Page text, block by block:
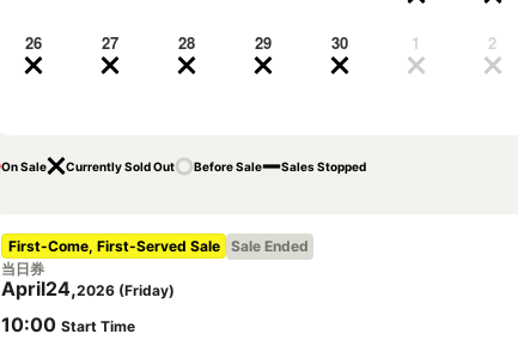
26 27 28 29 30 1 2
On Sale Currently Sold Out Before Sale Sales Stopped
First-Come, First-Served Sale Sale Ended
当日券
April24,2026 (Friday)
10:00 Start Time